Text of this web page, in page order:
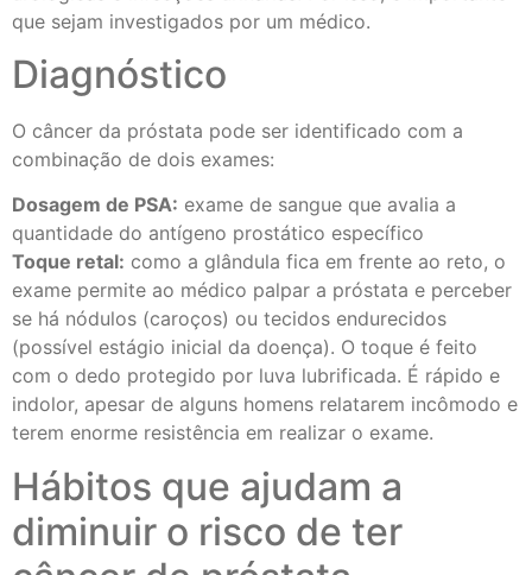
que sejam investigados por um médico.
Diagnóstico
O câncer da próstata pode ser identificado com a
combinação de dois exames:
Dosagem de PSA: exame de sangue que avalia a
quantidade do antígeno prostático específico
Toque retal: como a glândula fica em frente ao reto, o
exame permite ao médico palpar a próstata e perceber
se há nódulos (caroços) ou tecidos endurecidos
(possível estágio inicial da doença). O toque é feito
com o dedo protegido por luva lubrificada. É rápido e
indolor, apesar de alguns homens relatarem incômodo e
terem enorme resistência em realizar o exame.
Hábitos que ajudam a
diminuir o risco de ter